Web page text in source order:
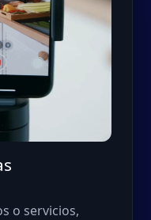
o servicios,